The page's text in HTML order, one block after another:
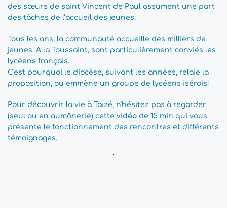
des sœurs de saint Vincent de Paul assument une part
des tâches de l’accueil des jeunes.
Tous les ans, la communauté accueille des milliers de
jeunes. A la Toussaint, sont particulièrement conviés les
lycéens français.
C'est pourquoi le diocèse, suivant les années, relaie la
proposition, ou emmène un groupe de lycéens isérois!
Pour découvrir la vie à Taizé, n'hésitez pas à regarder
(seul ou en aumônerie) cette vidéo de 15 min qui vous
présente le fonctionnement des rencontres et différents
témoignages.